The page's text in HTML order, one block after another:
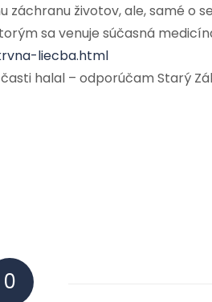
životov, ale, samé o
sa venuje súčasná
liecba.html
halal – odporúčam Starý
0